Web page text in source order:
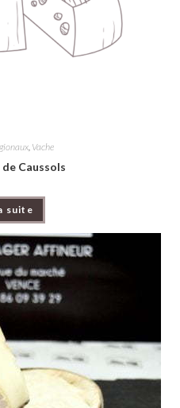
, Vache
Caussols
suite